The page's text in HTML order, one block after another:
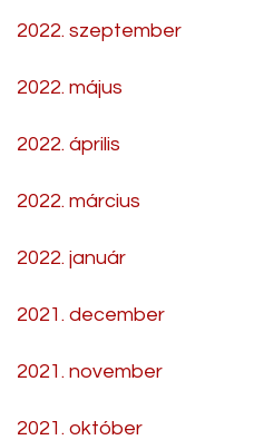
2022. szeptember
2022. május
2022. április
2022. március
2022. január
2021. december
2021. november
2021. október